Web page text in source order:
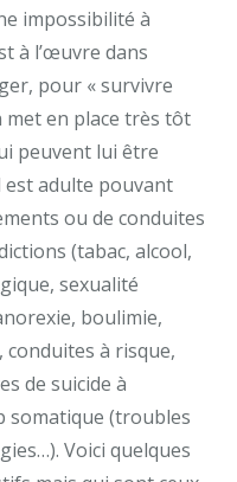
impossibilité à
à l’œuvre dans
pour « survivre
met en place très tôt
peuvent lui être
est adulte pouvant
ou de conduites
(tabac, alcool,
sexualité
boulimie,
à risque,
de suicide à
somatique (troubles
Voici quelques